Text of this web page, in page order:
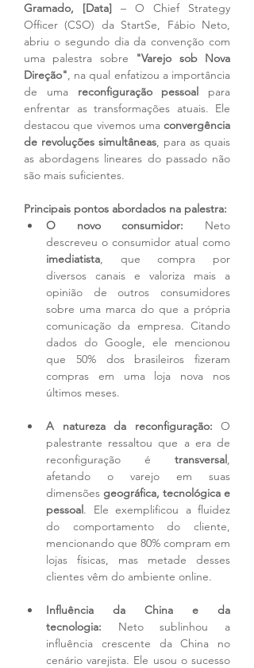
Gramado, [Data] – O Chief Strategy
Officer (CSO) da StartSe, Fábio Neto,
abriu o segundo dia da convenção com
uma palestra sobre "Varejo sob Nova
Direção", na qual enfatizou a importância
de uma reconfiguração pessoal
para
enfrentar as transformações atuais. Ele
destacou que vivemos uma convergência
de revoluções simultâneas, para as quais
as abordagens lineares do passado não
são mais suficientes.
Principais pontos abordados na palestra:
O novo consumidor: Neto
imediatista, que compra por
diversos canais e valoriza mais a
opinião de outros consumidores
sobre uma marca do que a própria
comunicação da empresa. Citando
dados do Google, ele mencionou
que 50% dos brasileiros fizeram
compras em uma loja nova nos
últimos meses.
A natureza da reconfiguração: O
palestrante ressaltou que a era de
reconfiguração é transversal ,
afetando o varejo em suas
dimensões geográfica, tecnológica e
pessoal . Ele exemplificou a fluidez
do comportamento do cliente,
mencionando que 80% compram em
lojas físicas, mas metade desses
clientes vêm do ambiente online.
Influência da China e da
tecnologia: Neto sublinhou a
influência crescente da China no
cenário varejista. Ele usou o sucesso